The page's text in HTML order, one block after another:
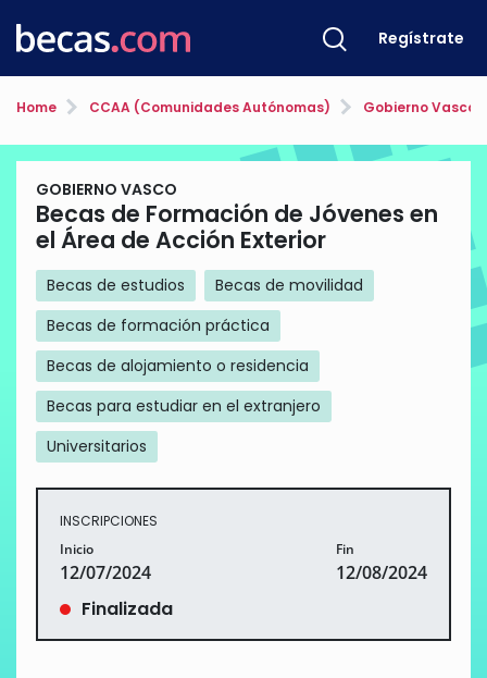
Regístrate
Home CCAA (Comunidades Autónomas) Gobierno Vasco
GOBIERNO VASCO
Becas de Formación de Jóvenes en
el Área de Acción Exterior
Becas de estudios
Becas de movilidad
Becas de formación práctica
Becas de alojamiento o residencia
Becas para estudiar en el extranjero
Universitarios
INSCRIPCIONES
Inicio
12/07/2024
Fin
12/08/2024
Finalizada